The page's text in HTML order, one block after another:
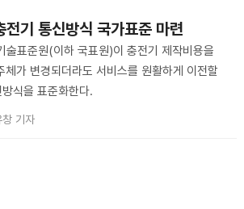
전기 통신방식 국가표준 마련
술표준원(이하 국표원)이 충전기 제작비용을
체가 변경되더라도 서비스를 원활하게 이전할
식을 표준화한다.
창 기자